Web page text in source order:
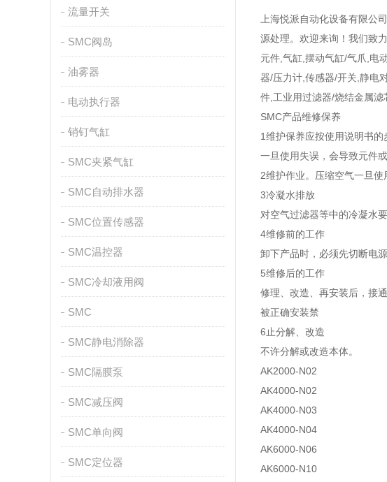
流量开关
SMC阀岛
油雾器
电动执行器
销钉气缸
SMC夹紧气缸
SMC自动排水器
SMC位置传感器
SMC温控器
SMC冷却液用阀
SMC
SMC静电消除器
SMC隔膜泵
SMC减压阀
SMC单向阀
SMC定位器
上海悦派自动化设备有限公
源处理。欢迎来询！我们致
元件,气缸,摆动气缸/气爪,电
器/压力计,传感器/开关,静电
件,工业用过滤器/烧结金属
SMC产品维修保养
1维护保养应按使用说明书的
一旦使用失误，会导致元件
2维护作业。压缩空气一旦
3冷凝水排放
对空气过滤器等中的冷凝水
4维修前的工作
卸下产品时，必须先切断电
5维修后的工作
修理、改造、再安装后，接
被正确安装禁
6止分解、改造
不许分解或改造本体。
AK2000-N02
AK4000-N02
AK4000-N03
AK4000-N04
AK6000-N06
AK6000-N10